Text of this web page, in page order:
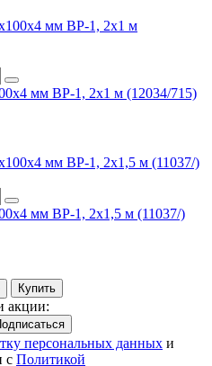
мм ВР-1, 2х1 м (12034/715)
мм ВР-1, 2х1,5 м (11037/)
Купить
акции:
персональных данных и
с Политикой